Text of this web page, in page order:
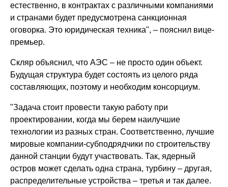
естественно, в контрактах с различными компаниями
и странами будет предусмотрена санкционная
оговорка. Это юридическая техника", – пояснил вице-
премьер.
Скляр объяснил, что АЭС – не просто один объект.
Будущая структура будет состоять из целого ряда
составляющих, поэтому и необходим консорциум.
"Задача стоит провести такую работу при
проектировании, когда мы берем наилучшие
технологии из разных стран. Соответственно, лучшие
мировые компании-субподрядчики по строительству
данной станции будут участвовать. Так, ядерный
остров может сделать одна страна, турбину – другая,
распределительные устройства – третья и так далее.